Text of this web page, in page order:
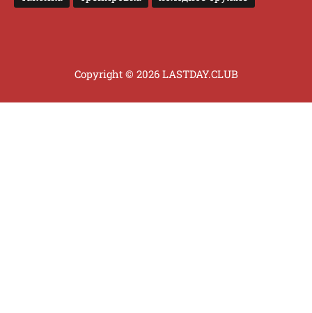
Copyright © 2026 LASTDAY.CLUB